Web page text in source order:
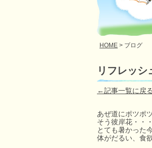
HOME > ブログ
リフレッシ
←記事一覧に戻る
あぜ道にポツポ
そう彼岸花・・
とても暑かった
体がだるい、食